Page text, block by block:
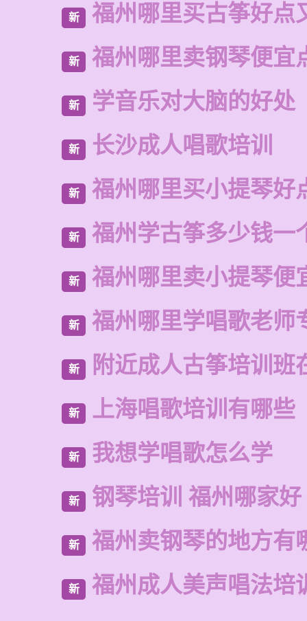
新 福州哪里买古筝好点
新 福州哪里卖钢琴便宜
新 学音乐对大脑的好处
新 长沙成人唱歌培训
新 福州哪里买小提琴好
新 福州学古筝多少钱一
新 福州哪里卖小提琴便
新 福州哪里学唱歌老师
新 附近成人古筝培训班
新 上海唱歌培训有哪些
新 我想学唱歌怎么学
新 钢琴培训 福州哪家好
新 福州卖钢琴的地方有
新 福州成人美声唱法培